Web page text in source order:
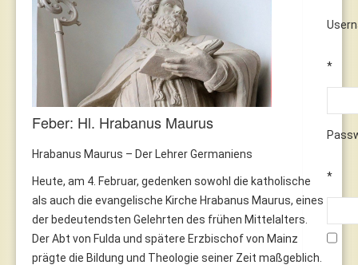
*
*
Feber: Hl. Hrabanus Maurus
Hrabanus Maurus – Der Lehrer Germaniens
Heute, am 4. Februar, gedenken sowohl die katholische
als auch die evangelische Kirche Hrabanus Maurus, eines
der bedeutendsten Gelehrten des frühen Mittelalters.
Der Abt von Fulda und spätere Erzbischof von Mainz
prägte die Bildung und Theologie seiner Zeit maßgeblich.